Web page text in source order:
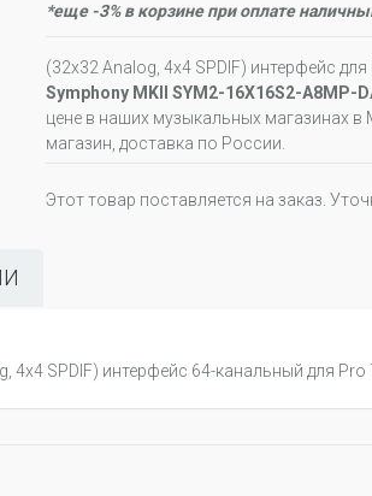
*еще -3% в корзине при оплате
(32x32 Analog, 4x4 SPDIF) интерфейс
Symphony MKII SYM2-16X16S2-A8MP-
цене в наших музыкальных магазинах в
магазин, доставка по России.
Этот товар поставляется на заказ.
4x4 SPDIF) интерфейс 64-канальный для Pro